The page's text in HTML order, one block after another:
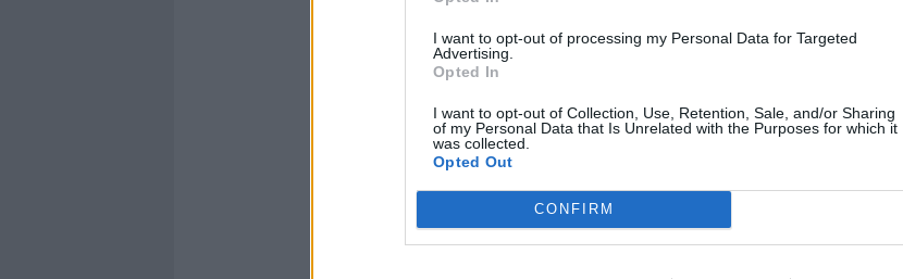
I want to opt-out of processing my Personal Data for Targeted
Advertising.
Opted In
I want to opt-out of Collection, Use, Retention, Sale, and/or Sharing
of my Personal Data that Is Unrelated with the Purposes for which it
was collected.
Opted Out
CONFIRM
un’ideologia al contrario”.